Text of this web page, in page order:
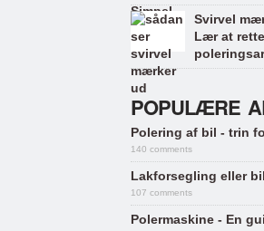
Svirvel
Lær at
POPULÆRE
Polering af bil - trin
140 comments
Lakforsegling eller
107 comments
Polermaskine - En